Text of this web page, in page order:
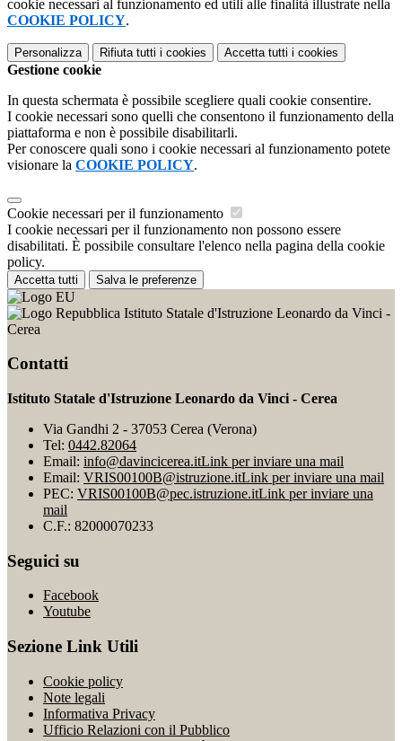
cookie necessari al funzionamento ed utili alle finalità illustrate nella
COOKIE POLICY.
Personalizza Rifiuta tutti i cookies Accetta tutti i cookies
Gestione cookie
In questa schermata è possibile scegliere quali cookie consentire.
I cookie necessari sono quelli che consentono il funzionamento della
piattaforma e non è possibile disabilitarli.
Per conoscere quali sono i cookie necessari al funzionamento potete
visionare la COOKIE POLICY.
Cookie necessari per il funzionamento
I cookie necessari per il funzionamento non possono essere
disabilitati. È possibile consultare l'elenco nella pagina della cookie
policy.
Accetta tutti Salva le preferenze
Istituto Statale d'Istruzione Leonardo da Vinci -
Cerea
Contatti
Istituto Statale d'Istruzione Leonardo da Vinci - Cerea
Via Gandhi 2 - 37053 Cerea (Verona)
Tel: 0442.82064
Email: info@davincicerea.itLink per inviare una mail
Email: VRIS00100B@istruzione.itLink per inviare una mail
PEC: VRIS00100B@pec.istruzione.itLink per inviare una
mail
C.F.: 82000070233
Seguici su
Facebook
Youtube
Sezione Link Utili
Cookie policy
Note legali
Informativa Privacy
Ufficio Relazioni con il Pubblico